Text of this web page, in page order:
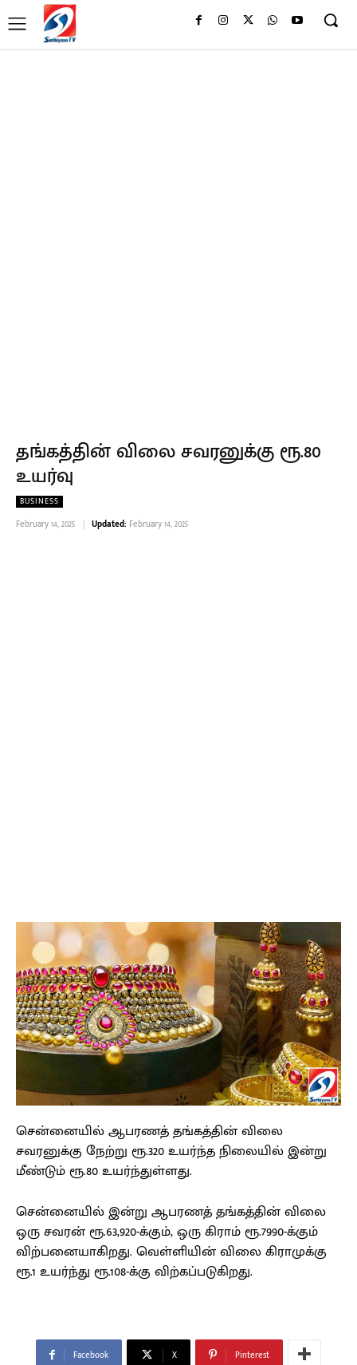
தங்கத்தின் விலை சவரனுக்கு ரூ.80
உயர்வு
BUSINESS
February 14, 2025 Updated: February 14, 2025
சென்னையில் ஆபரணத் தங்கத்தின் விலை
சவரனுக்கு நேற்று ரூ.320 உயர்ந்த நிலையில் இன்று
மீண்டும் ரூ.80 உயர்ந்துள்ளது.
சென்னையில் இன்று ஆபரணத் தங்கத்தின் விலை
ஒரு சவரன் ரூ.63,920-க்கும், ஒரு கிராம் ரூ.7990-க்கும்
விற்பனையாகிறது. வெள்ளியின் விலை கிராமுக்கு
ரூ.1 உயர்ந்து ரூ.108-க்கு விற்கப்படுகிறது.
Facebook X Pinterest